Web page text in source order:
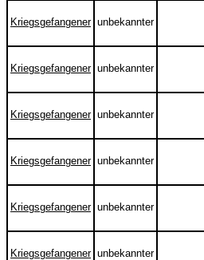
Kriegsgefangener unbekannter
Kriegsgefangener unbekannter
Kriegsgefangener unbekannter
Kriegsgefangener unbekannter
Kriegsgefangener unbekannter
Kriegsgefangener unbekannter